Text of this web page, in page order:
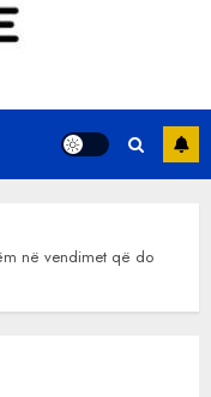
në vendimet që do